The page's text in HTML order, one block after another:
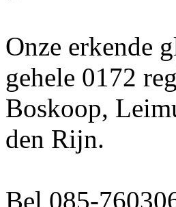
Onze erkende
gehele 0172
Boskoop,
den Rijn.
Bel 085-